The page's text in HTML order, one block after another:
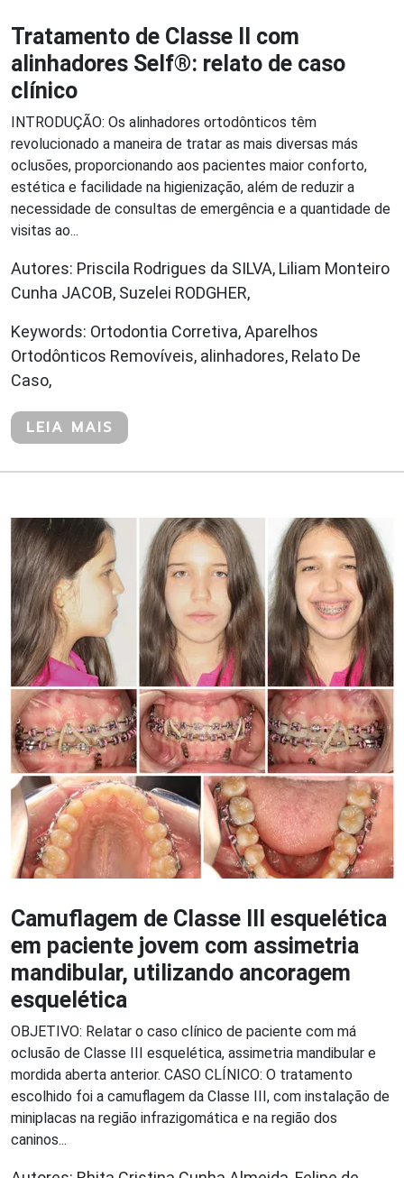
Tratamento de Classe II com
alinhadores Self®: relato de caso
clínico
INTRODUÇÃO: Os alinhadores ortodônticos têm
revolucionado a maneira de tratar as mais diversas más
oclusões, proporcionando aos pacientes maior conforto,
estética e facilidade na higienização, além de reduzir a
necessidade de consultas de emergência e a quantidade de
visitas ao...
Autores: Priscila Rodrigues da SILVA, Liliam Monteiro
Cunha JACOB, Suzelei RODGHER,
Keywords: Ortodontia Corretiva, Aparelhos
Ortodônticos Removíveis, alinhadores, Relato De
Caso,
LEIA MAIS
Camuflagem de Classe III esquelética
em paciente jovem com assimetria
mandibular, utilizando ancoragem
esquelética
OBJETIVO: Relatar o caso clínico de paciente com má
oclusão de Classe III esquelética, assimetria mandibular e
mordida aberta anterior. CASO CLÍNICO: O tratamento
escolhido foi a camuflagem da Classe III, com instalação de
miniplacas na região infrazigomática e na região dos
caninos...